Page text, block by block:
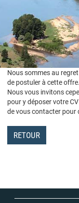
Nous sommes au
de postuler à cette offre.
Nous vous invitons
pour y déposer votre
de vous contacter pour
RETOUR